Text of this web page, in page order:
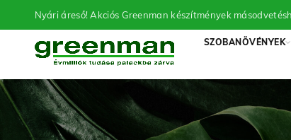
Nyári áreső! Akciós Greenman készítmények
SZOBANÖVÉNYEK